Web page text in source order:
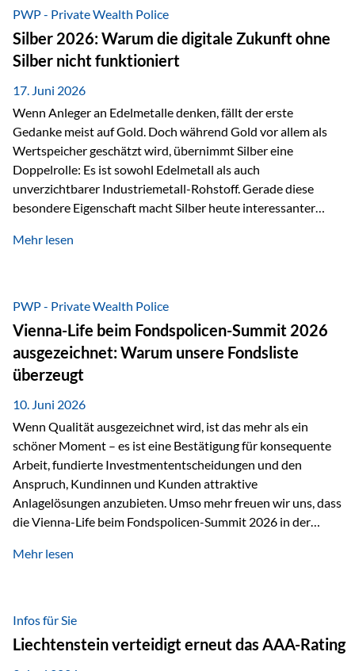
Veränderungen geprägt ist, kann diese aktive
Herangehensweise einen entscheidenden Mehrwert bieten.
Was zeichnet aktive Fonds aus? Aktive Fonds verfolgen das
Ziel, nicht nur einen Markt abzubilden, sondern gezielt
Anlageentscheidungen zu treffen. Fondsmanager
analysieren Unternehmen,…
PWP - Private Wealth Police
Silber 2026: Warum die digitale Zukunft ohne
Silber nicht funktioniert
17. Juni 2026
Wenn Anleger an Edelmetalle denken, fällt der erste
Gedanke meist auf Gold. Doch während Gold vor allem als
Wertspeicher geschätzt wird, übernimmt Silber eine
Doppelrolle: Es ist sowohl Edelmetall als auch
unverzichtbarer Industriemetall-Rohstoff. Gerade diese
besondere Eigenschaft macht Silber heute interessanter
elektrischer – und genau dort spielt Silber eine
Leitfähigkeit aller Metalle. Diese Eigenschaft macht es für
zahlreiche Zukunftstechnologien praktisch unverzichtbar.
Silber findet sich unter anderem in: Solarmodulen
Elektrofahrzeugen Halbleitern Smartphones und Tablets…
Mehr lesen
PWP - Private Wealth Police
Vienna-Life beim Fondspolicen-Summit 2026
ausgezeichnet: Warum unsere Fondsliste
überzeugt
10. Juni 2026
Wenn Qualität ausgezeichnet wird, ist das mehr als ein
schöner Moment – es ist eine Bestätigung für konsequente
Arbeit, fundierte Investmententscheidungen und den
Anspruch, Kundinnen und Kunden attraktive
Anlagelösungen anzubieten. Umso mehr freuen wir uns, dass
die Vienna-Life beim Fondspolicen-Summit 2026 in der
dieser Ehrung ist der renommierte Fondspolicenreport der
analysiert und verglichen wurden. Das Ergebnis: Die ETF-
Auswahl der Vienna-Life zählt zu den drei besten Angeboten
am Markt. Für uns ist diese Auszeichnung eine Bestätigung
Mehr lesen
Infos für Sie
Liechtenstein verteidigt erneut das AAA-Rating